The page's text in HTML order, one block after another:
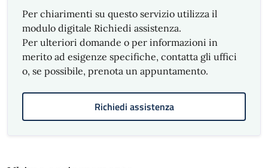
Presidenti e Giudici Popolari tramite
strumenti informatici con l’obiettivo di
ridurre la presentazione di domande
cartacee a non oltre il 20% del totale
Estensione del periodo di iscrizione
gli strumenti di comunicazione,
Per chiarimenti su questo servizio utilizza il
modulo digitale Richiedi assistenza.
Per ulteriori domande o per informazioni in
merito ad esigenze specifiche, contatta gli uffici
o, se possibile, prenota un appuntamento.
Richiedi assistenza